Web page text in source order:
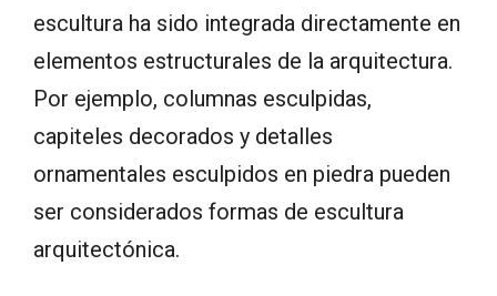
escultura ha sido integrada directamente en
elementos estructurales de la arquitectura.
Por ejemplo, columnas esculpidas,
capiteles decorados y detalles
ornamentales esculpidos en piedra pueden
ser considerados formas de escultura
arquitectónica.